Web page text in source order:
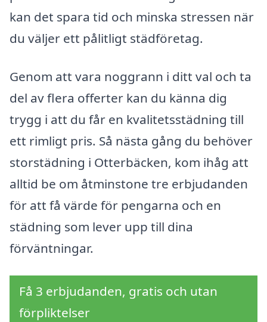
kan det spara tid och minska stressen när
du väljer ett pålitligt städföretag.
Genom att vara noggrann i ditt val och ta
del av flera offerter kan du känna dig
trygg i att du får en kvalitetsstädning till
ett rimligt pris. Så nästa gång du behöver
storstädning i Otterbäcken, kom ihåg att
alltid be om åtminstone tre erbjudanden
för att få värde för pengarna och en
städning som lever upp till dina
förväntningar.
Få 3 erbjudanden, gratis och utan
förpliktelser